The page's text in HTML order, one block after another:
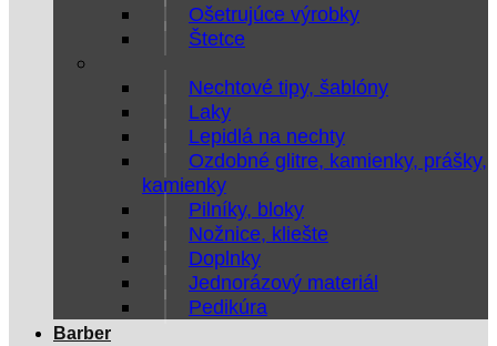
Ošetrujúce výrobky
Štetce
Nechtové tipy, šablóny
Laky
Lepidlá na nechty
Ozdobné glitre, kamienky, prášky,
kamienky
Pilníky, bloky
Nožnice, kliešte
Doplnky
Jednorázový materiál
Pedikúra
Barber